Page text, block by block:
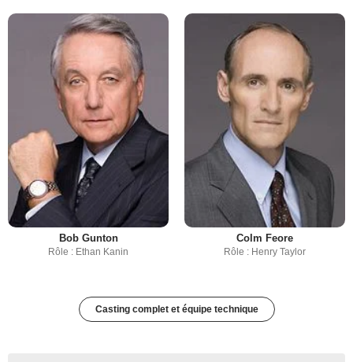
Bob Gunton
Rôle : Ethan Kanin
Colm Feore
Rôle : Henry Taylor
Casting complet et équipe technique